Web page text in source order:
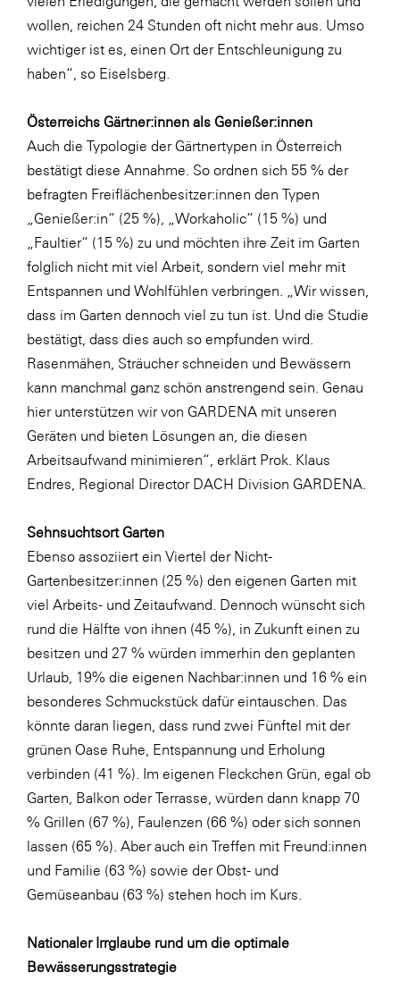
wollen, reichen 24 Stunden oft nicht mehr aus. Umso
wichtiger ist es, einen Ort der Entschleunigung zu
haben“, so Eiselsberg.
Österreichs Gärtner:innen als Genießer:innen
Auch die Typologie der Gärtnertypen in Österreich
bestätigt diese Annahme. So ordnen sich 55 % der
befragten Freiflächenbesitzer:innen den Typen
„Genießer:in“ (25 %), „Workaholic“ (15 %) und
„Faultier“ (15 %) zu und möchten ihre Zeit im Garten
folglich nicht mit viel Arbeit, sondern viel mehr mit
Entspannen und Wohlfühlen verbringen. „Wir wissen,
dass im Garten dennoch viel zu tun ist. Und die Studie
bestätigt, dass dies auch so empfunden wird.
Rasenmähen, Sträucher schneiden und Bewässern
kann manchmal ganz schön anstrengend sein. Genau
hier unterstützen wir von GARDENA mit unseren
Geräten und bieten Lösungen an, die diesen
Arbeitsaufwand minimieren“, erklärt Prok. Klaus
Endres, Regional Director DACH Division GARDENA.
Sehnsuchtsort Garten
Ebenso assoziiert ein Viertel der Nicht-
Gartenbesitzer:innen (25 %) den eigenen Garten mit
viel Arbeits- und Zeitaufwand. Dennoch wünscht sich
rund die Hälfte von ihnen (45 %), in Zukunft einen zu
besitzen und 27 % würden immerhin den geplanten
Urlaub, 19% die eigenen Nachbar:innen und 16 % ein
besonderes Schmuckstück dafür eintauschen. Das
könnte daran liegen, dass rund zwei Fünftel mit der
grünen Oase Ruhe, Entspannung und Erholung
verbinden (41 %). Im eigenen Fleckchen Grün, egal ob
Garten, Balkon oder Terrasse, würden dann knapp 70
% Grillen (67 %), Faulenzen (66 %) oder sich sonnen
lassen (65 %). Aber auch ein Treffen mit Freund:innen
und Familie (63 %) sowie der Obst- und
Gemüseanbau (63 %) stehen hoch im Kurs.
Nationaler Irrglaube rund um die optimale
Bewässerungsstrategie